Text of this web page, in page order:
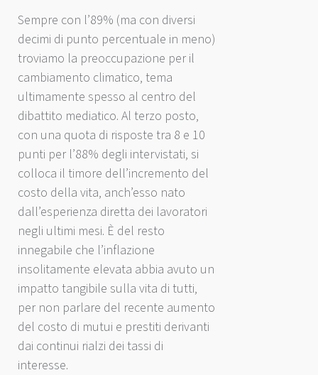
Sempre con l’89% (ma con diversi
decimi di punto percentuale in meno)
troviamo la preoccupazione per il
cambiamento climatico, tema
ultimamente spesso al centro del
dibattito mediatico. Al terzo posto,
con una quota di risposte tra 8 e 10
punti per l’88% degli intervistati, si
colloca il timore dell’incremento del
costo della vita, anch’esso nato
dall’esperienza diretta dei lavoratori
negli ultimi mesi. È del resto
innegabile che l’inflazione
insolitamente elevata abbia avuto un
impatto tangibile sulla vita di tutti,
per non parlare del recente aumento
del costo di mutui e prestiti derivanti
dai continui rialzi dei tassi di
interesse.